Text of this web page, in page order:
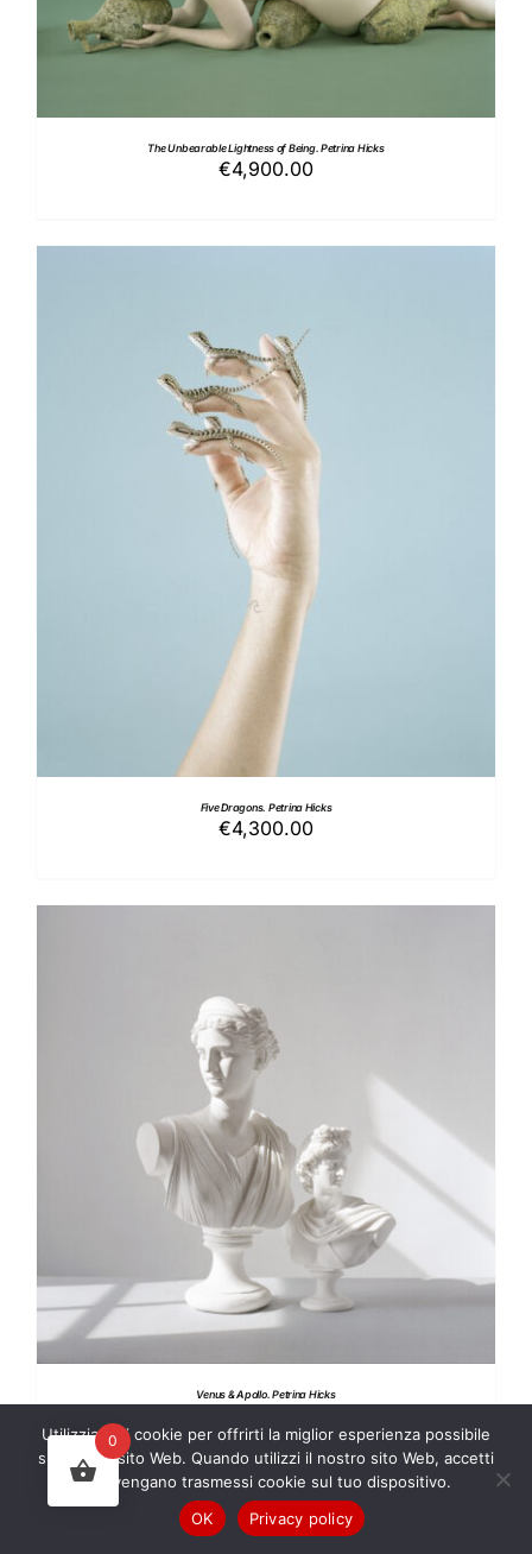
The Unbearable Lightness of Being. Petrina Hicks
€4,900.00
AGGIUNGI AL CARRELLO
Five Dragons. Petrina Hicks
€4,300.00
AGGIUNGI AL CARRELLO / DETTAGLI
Venus & Apollo. Petrina Hicks
0
Utilizziamo i cookie per offrirti la miglior esperienza possibile
sul nostro sito Web. Quando utilizzi il nostro sito Web, accetti
che vengano trasmessi cookie sul tuo dispositivo.
OK
Privacy policy